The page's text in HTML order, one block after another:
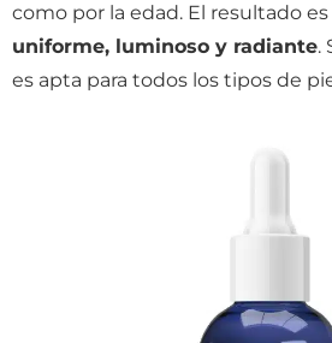
como por la edad. El resultado
uniforme, luminoso y radiante.
es apta para todos los tipos de